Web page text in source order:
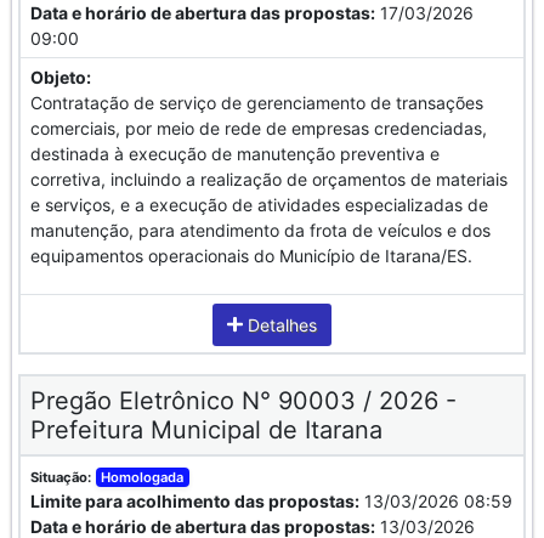
Data e horário de abertura das propostas: 17/03/2026
09:00
Objeto:
Contratação de serviço de gerenciamento de transações
comerciais, por meio de rede de empresas credenciadas,
destinada à execução de manutenção preventiva e
corretiva, incluindo a realização de orçamentos de materiais
e serviços, e a execução de atividades especializadas de
manutenção, para atendimento da frota de veículos e dos
equipamentos operacionais do Município de Itarana/ES.
Detalhes
Pregão Eletrônico N° 90003 / 2026 -
Prefeitura Municipal de Itarana
Situação: Homologada
Limite para acolhimento das propostas: 13/03/2026 08:59
Data e horário de abertura das propostas: 13/03/2026